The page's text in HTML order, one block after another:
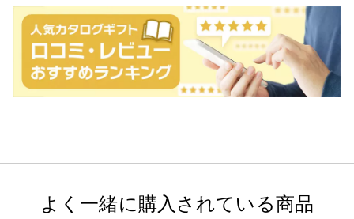
よく一緒に購入されている商品